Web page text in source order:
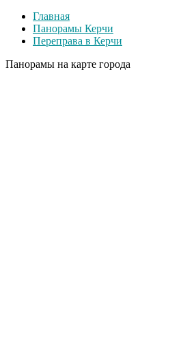
Главная
Панорамы Керчи
Переправа в Керчи
Панорамы на карте города